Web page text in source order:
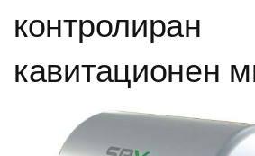
контролиран
кавитационен